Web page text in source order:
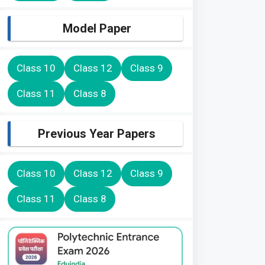
Model Paper
Class 10 Class 12 Class 9
Class 11 Class 8
Previous Year Papers
Class 10 Class 12 Class 9
Class 11 Class 8